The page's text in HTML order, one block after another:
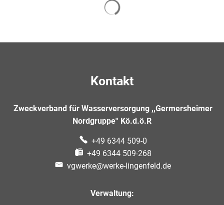
Kontakt
Zweckverband für Wasserversorgung ,,Germersheimer
Nordgruppe'' Kö.d.ö.R
+49 6344 509-0
+49 6344 509-268
vgwerke@werke-lingenfeld.de
Verwaltung: